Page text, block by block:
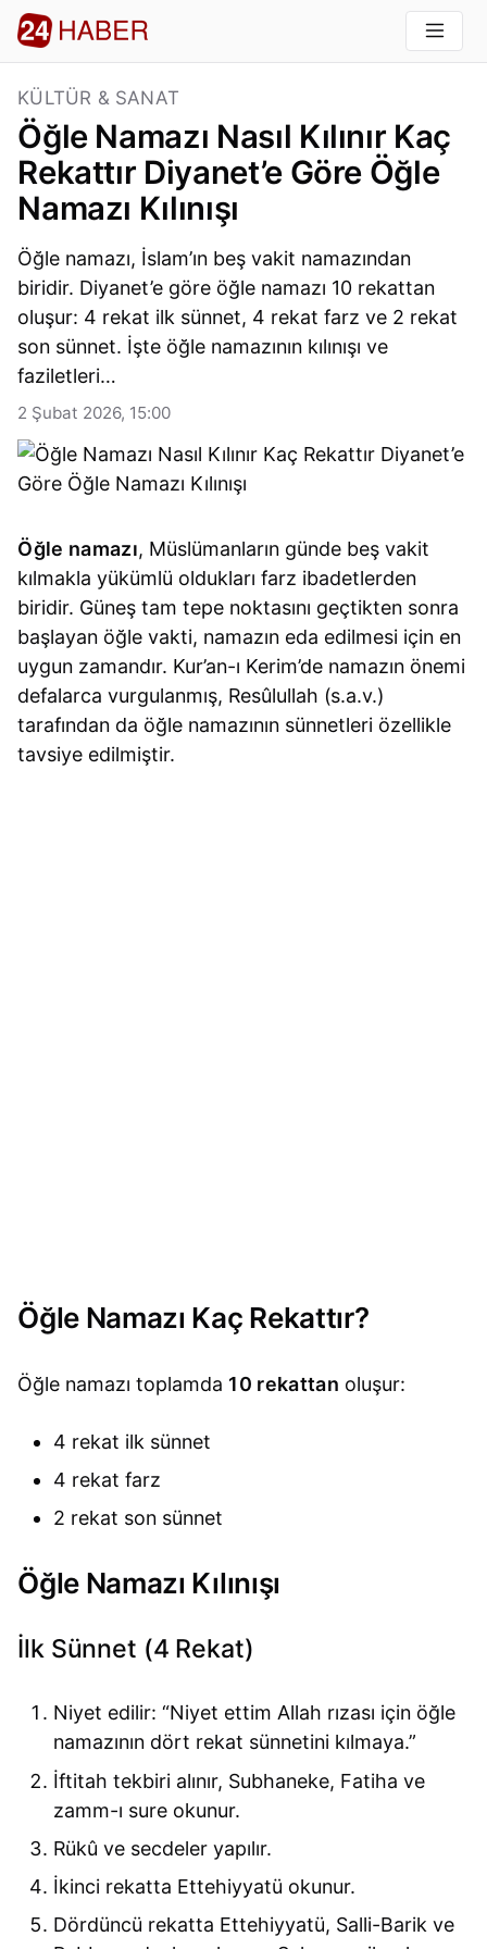
KÜLTÜR & SANAT
Öğle Namazı Nasıl Kılınır Kaç
Rekattır Diyanet’e Göre Öğle
Namazı Kılınışı
Öğle namazı, İslam’ın beş vakit namazından
biridir. Diyanet’e göre öğle namazı 10 rekattan
oluşur: 4 rekat ilk sünnet, 4 rekat farz ve 2 rekat
son sünnet. İşte öğle namazının kılınışı ve
faziletleri…
2 Şubat 2026, 15:00
Öğle namazı, Müslümanların günde beş vakit
kılmakla yükümlü oldukları farz ibadetlerden
biridir. Güneş tam tepe noktasını geçtikten sonra
başlayan öğle vakti, namazın eda edilmesi için en
uygun zamandır. Kur’an-ı Kerim’de namazın önemi
defalarca vurgulanmış, Resûlullah (s.a.v.)
tarafından da öğle namazının sünnetleri özellikle
tavsiye edilmiştir.
Öğle Namazı Kaç Rekattır?
Öğle namazı toplamda 10 rekattan oluşur:
4 rekat ilk sünnet
4 rekat farz
2 rekat son sünnet
Öğle Namazı Kılınışı
İlk Sünnet (4 Rekat)
Niyet edilir: “Niyet ettim Allah rızası için öğle
namazının dört rekat sünnetini kılmaya.”
İftitah tekbiri alınır, Subhaneke, Fatiha ve
zamm-ı sure okunur.
Rükû ve secdeler yapılır.
İkinci rekatta Ettehiyyatü okunur.
Dördüncü rekatta Ettehiyyatü, Salli-Barik ve